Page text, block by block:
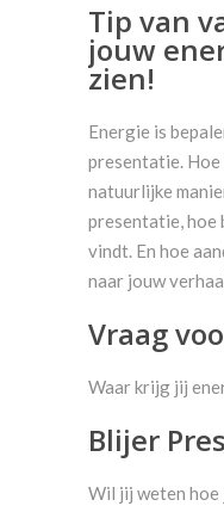
Tip van
jouw
zien!
Energie is
presentatie. Hoe
natuurlijke
presentatie, hoe
vindt. En hoe
naar jouw
Vraag
Waar krijg jij
Blijer
Wil jij weten hoe